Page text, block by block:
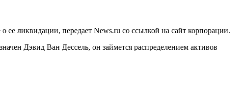
ликвидации, передает News.ru со ссылкой на сайт корпорации.
Дэвид Ван Дессель, он займется распределением активов